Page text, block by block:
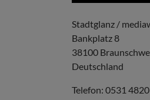
Stadtglanz /
Bankplatz 8
38100
Deutschland
Telefon: 0531